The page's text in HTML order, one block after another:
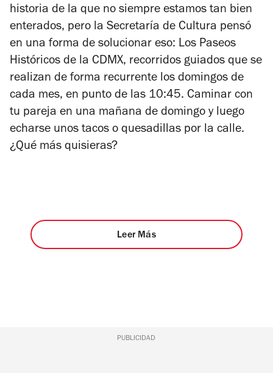
historia de la que no siempre estamos tan bien
enterados, pero la Secretaría de Cultura pensó
en una forma de solucionar eso: Los Paseos
Históricos de la CDMX, recorridos guiados que se
realizan de forma recurrente los domingos de
cada mes, en punto de las 10:45. Caminar con
tu pareja en una mañana de domingo y luego
echarse unos tacos o quesadillas por la calle.
¿Qué más quisieras?
Leer Más
PUBLICIDAD